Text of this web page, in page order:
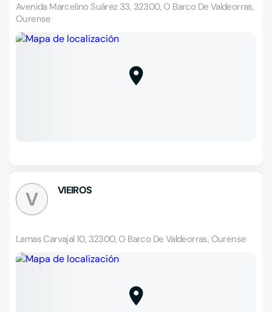
Avenida Marcelino Suárez 33, 32300, O Barco De Valdeorras,
Ourense
V VIEIROS
Lamas Carvajal 10, 32300, O Barco De Valdeorras, Ourense